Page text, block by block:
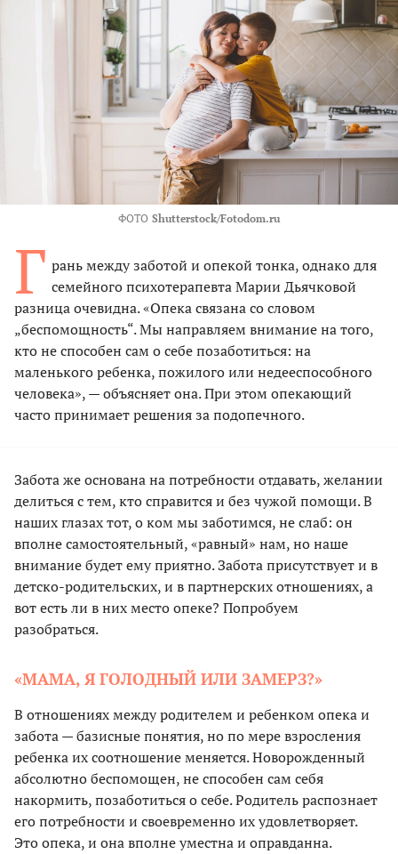
ФОТО Shutterstock/Fotodom.ru
Г рань между заботой и опекой тонка, однако для
семейного психотерапевта Марии Дьячковой
разница очевидна. «Опека связана со словом
„беспомощность“. Мы направляем внимание на того,
кто не способен сам о себе позаботиться: на
маленького ребенка, пожилого или недееспособного
человека», — объясняет она. При этом опекающий
часто принимает решения за подопечного.
Забота же основана на потребности отдавать, желании
делиться с тем, кто справится и без чужой помощи. В
наших глазах тот, о ком мы заботимся, не слаб: он
вполне самостоятельный, «равный» нам, но наше
внимание будет ему приятно. Забота присутствует и в
детско-родительских, и в партнерских отношениях, а
вот есть ли в них место опеке? Попробуем
разобраться.
«МАМА, Я ГОЛОДНЫЙ ИЛИ ЗАМЕРЗ?»
В отношениях между родителем и ребенком опека и
забота — базисные понятия, но по мере взросления
ребенка их соотношение меняется. Новорожденный
абсолютно беспомощен, не способен сам себя
накормить, позаботиться о себе. Родитель распознает
его потребности и своевременно их удовлетворяет.
Это опека, и она вполне уместна и оправданна.